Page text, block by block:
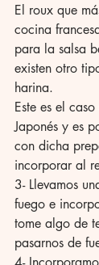
El roux que
cocina
para la salsa
existen otro
harina.
Este es el
Japonés y es
con dicha
incorporar al
3- Llevamos
fuego e
tome algo de
pasarnos de